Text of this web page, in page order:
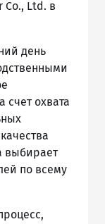
Co., Ltd. в
день
счет охвата
выбирает
по всему